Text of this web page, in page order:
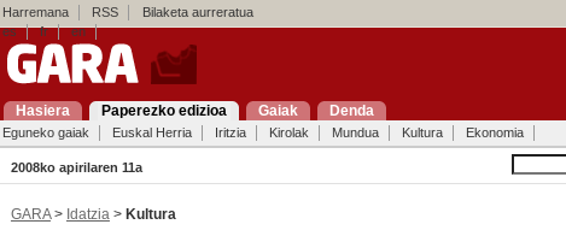
Harremana RSS Bilaketa aurreratua
es
fr en
Hasiera Paperezko edizioa Gaiak Denda
Eguneko gaiak Euskal Herria Iritzia Kirolak Mundua Kultura Ekonomia
2008ko apirilaren 11a
GARA> Idatzia > Kultura